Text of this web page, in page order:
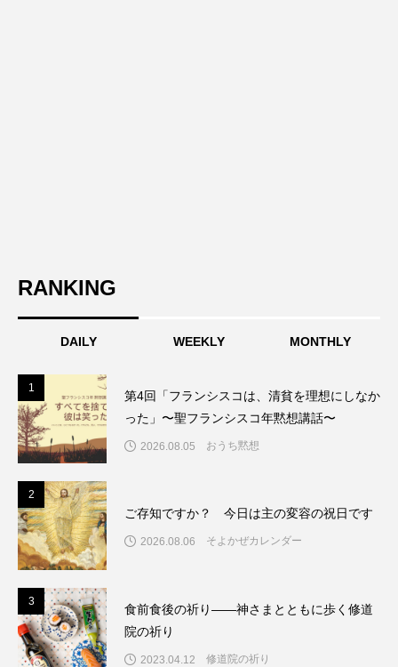
RANKING
DAILY WEEKLY MONTHLY
1
第4回「フランシスコは、清貧を理想にしなか
った」〜聖フランシスコ年黙想講話〜
2026.08.05 おうち黙想
2
ご存知ですか？ 今日は主の変容の祝日です
2026.08.06 そよかぜカレンダー
3
食前食後の祈り――神さまとともに歩く修道
院の祈り
2023.04.12 修道院の祈り